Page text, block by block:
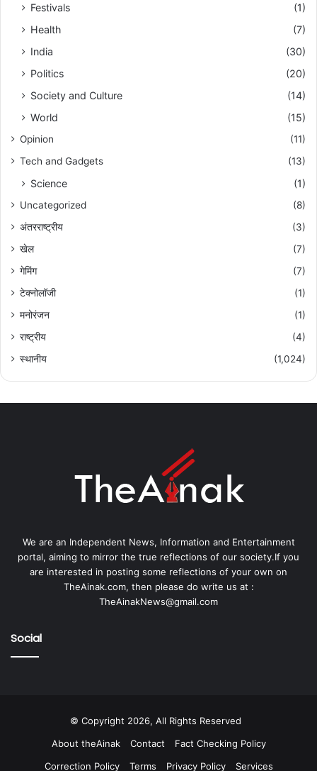
Festivals
(1)
Health
(7)
India
(30)
Politics
(20)
Society and Culture
(14)
World
(15)
Opinion
(11)
Tech and Gadgets
(13)
Science (1)
Uncategorized
(8)
अंतरराष्ट्रीय
(3)
खेल
(7)
गेमिंग
(7)
टेक्नोलॉजी
(1)
मनोरंजन
(1)
राष्ट्रीय
(4)
स्थानीय
(1,024)
We are an Independent News, Information and Entertainment
portal, aiming to mirror the true reflections of our society.If you
are interested in posting some reflections of your own on
TheAinak.com, then please do write us at :
TheAinakNews@gmail.com
Social
© Copyright 2026, All Rights Reserved
About theAinak
Contact
Fact Checking Policy
Correction Policy
Terms Privacy Policy Services